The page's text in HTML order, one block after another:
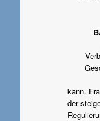
kann.
der